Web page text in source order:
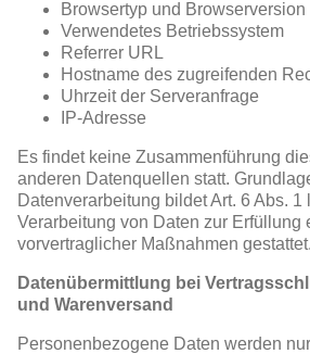
Browsertyp und Browserversion
Verwendetes Betriebssystem
Referrer URL
Hostname des zugreifenden
Uhrzeit der Serveranfrage
IP-Adresse
Es findet keine Zusammenführung
anderen Datenquellen statt.
Datenverarbeitung bildet Art. 6 Abs.
Verarbeitung von Daten zur Erfüllung
vorvertraglicher Maßnahmen gestattet.
Datenübermittlung bei
und Warenversand
Personenbezogene Daten werden